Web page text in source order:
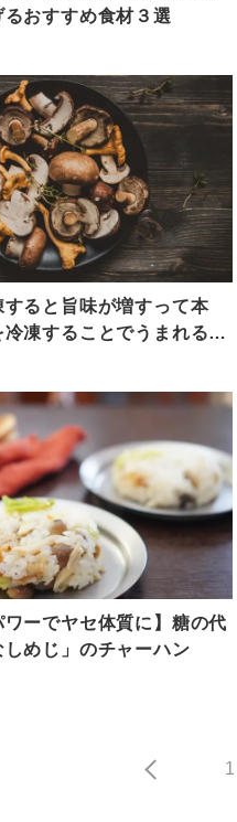
おすすめ食材３選
すると旨味が増すって本
凍することでうまれる凄
ワーでヤセ体質に】糖の代
めじ」のチャーハン
1